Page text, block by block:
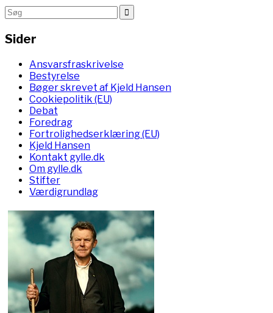
Sider
Ansvarsfraskrivelse
Bestyrelse
Bøger skrevet af Kjeld Hansen
Cookiepolitik (EU)
Debat
Foredrag
Fortrolighedserklæring (EU)
Kjeld Hansen
Kontakt gylle.dk
Om gylle.dk
Stifter
Værdigrundlag